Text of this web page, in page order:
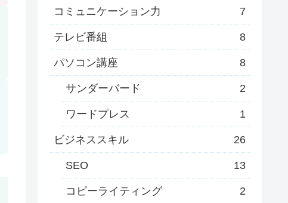
コミュニケーション力 7
テレビ番組 8
パソコン講座 8
サンダーバード 2
ワードプレス 1
ビジネススキル 26
SEO 13
コピーライティング 2